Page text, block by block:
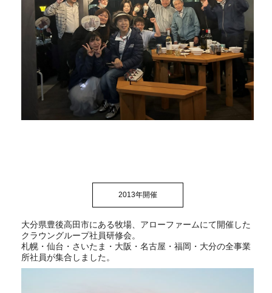
2013年開催
大分県豊後高田市にある牧場、アローファームにて開催した
クラウングループ社員研修会。
札幌・仙台・さいたま・大阪・名古屋・福岡・大分の全事業
所社員が集合しました。